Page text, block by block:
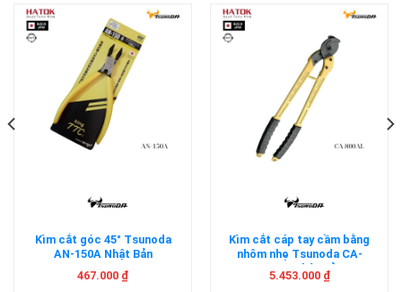
Kìm cắt góc 45° Tsunoda
AN-150A Nhật Bản
467.000 ₫
Kìm cắt cáp tay cầm bằng
nhôm nhẹ Tsunoda CA-
800AL Nhật Bản
5.453.000 ₫